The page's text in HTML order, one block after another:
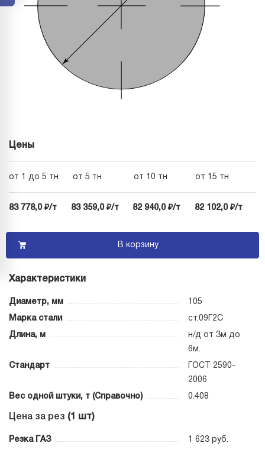
Цены
от 1 до 5 тн от 5 тн от 10 тн от 15 тн
83 778,0 ₽/т 83 359,0 ₽/т 82 940,0 ₽/т 82 102,0 ₽/т
В корзину
Характеристики
Диаметр, мм 105
Марка стали ст.09Г2С
Длина, м
н/д от 3м до
6м.
Стандарт
ГОСТ 2590-
2006
Вес одной штуки, т (Справочно) 0.408
Цена за рез (1 шт)
Резка ГАЗ 1 623 руб.